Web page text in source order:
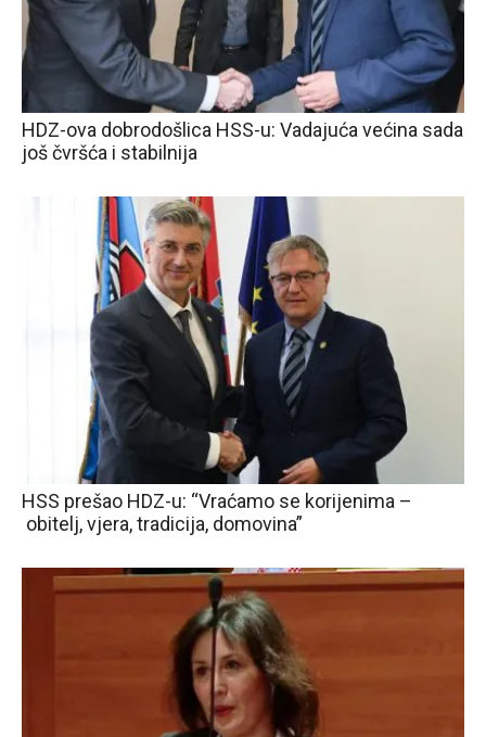
HDZ-ova dobrodošlica HSS-u: Vadajuća većina sada
još čvršća i stabilnija
HSS prešao HDZ-u: “Vraćamo se korijenima –
obitelj, vjera, tradicija, domovina”